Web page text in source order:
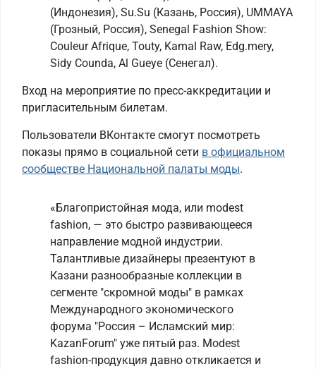
(Индонезия), Su.Su (Казань, Россия), UMMAYA
(Грозный, Россия), Senegal Fashion Show:
Couleur Afrique, Touty, Kamal Raw, Edg.mery,
Sidy Counda, Al Gueye (Сенегал).
Вход на мероприятие по пресс-аккредитации и
пригласительным билетам.
Пользователи ВКонтакте смогут посмотреть
показы прямо в социальной сети в официальном
сообществе Национальной палаты моды.
«Благопристойная мода, или modest
fashion, — это быстро развивающееся
направление модной индустрии.
Талантливые дизайнеры презентуют в
Казани разнообразные коллекции в
сегменте "скромной моды" в рамках
Международного экономического
форума "Россия – Исламский мир:
KazanForum" уже пятый раз. Modest
fashion-продукция давно откликается и